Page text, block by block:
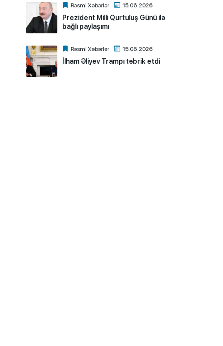
Rəsmi Xəbərlər 15.06.2026
Prezident Milli Qurtuluş Günü ilə
bağlı paylaşımı
Rəsmi Xəbərlər 15.06.2026
İlham Əliyev Trampı təbrik etdi